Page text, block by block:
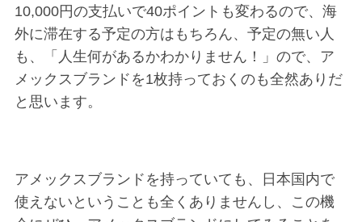
10,000円の支払いで40ポイントも変わるので、海
外に滞在する予定の方はもちろん、予定の無い人
も、「人生何があるかわかりません！」ので、ア
メックスブランドを1枚持っておくのも全然ありだ
と思います。
アメックスブランドを持っていても、日本国内で
使えないということも全くありませんし、この機